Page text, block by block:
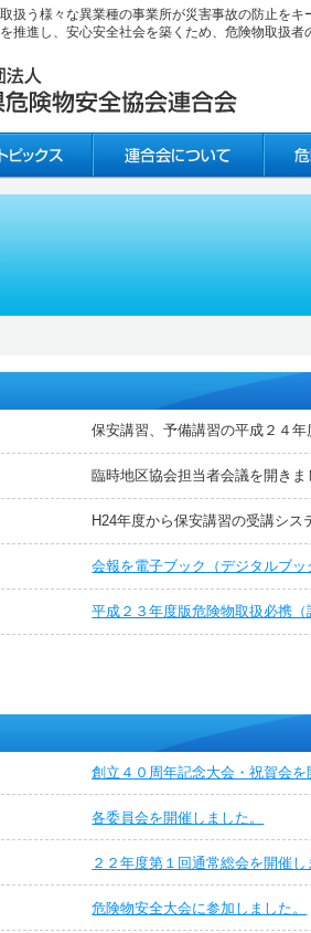
扱う様々な異業種の事業所が災害事故の防止を
推進し、安心安全社会を築くため、危険物取扱
保安講習、予備講習の平成２４
臨時地区協会担当者会議を開きま
H24年度から保安講習の受講シス
会報を電子ブック（デジタルブ
平成２３年度版危険物取扱必携
創立４０周年記念大会・祝賀会
各委員会を開催しました。
２２年度第１回通常総会を開催
危険物安全大会に参加しました。